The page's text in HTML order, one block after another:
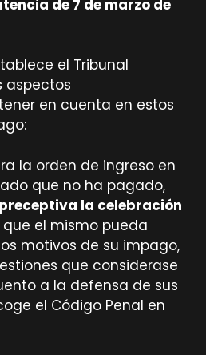
de 7 de marzo de
el Tribunal
aspectos
en cuenta en estos
la orden de ingreso en
que no ha pagado,
preceptiva la celebración
que el mismo pueda
motivos de su impago,
que considerase
a la defensa de sus
el Código Penal en